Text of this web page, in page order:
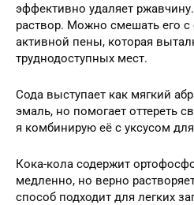
эффективно удаляет
раствор. Можно смешать его с
активной пены, которая
труднодоступных мест.
Сода выступает как мягкий
эмаль, но помогает оттереть
я комбинирую её с уксусом
Кока-кола содержит
медленно, но верно
способ подходит для легких